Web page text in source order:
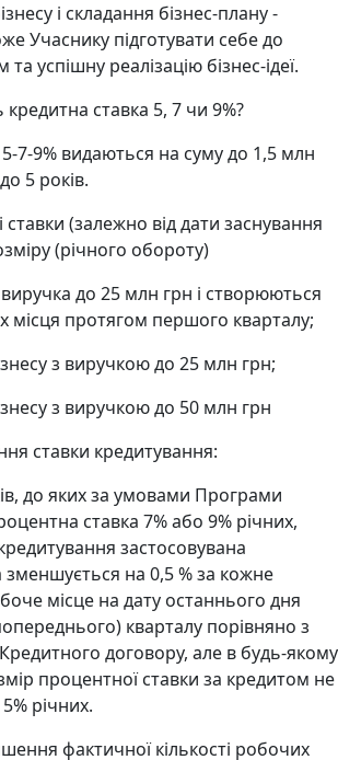
і складання бізнес-плану -
Учаснику підготувати себе до
та успішну реалізацію бізнес-ідеї.
ставка 5, 7 чи 9%?
7-9% видаються на суму до 1,5 млн
5 років.
ставки (залежно від дати заснування
(річного обороту)
до 25 млн грн і створюються
місця протягом першого кварталу;
з виручкою до 25 млн грн;
з виручкою до 50 млн грн
ставки кредитування:
до яких за умовами Програми
ставка 7% або 9% річних,
застосовувана
зменшується на 0,5 % за кожне
місце на дату останнього дня
кварталу порівняно з
договору, але в будь-якому
процентної ставки за кредитом не
річних.
фактичної кількості робочих